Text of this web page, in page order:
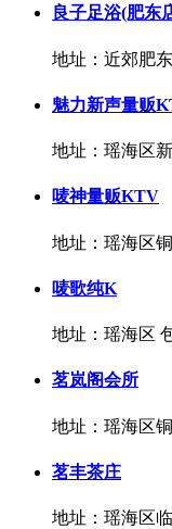
良子足浴(肥东
地址：近郊肥
魅力新声量贩
地址：瑶海区
唛神量贩KTV
地址：瑶海区
唛歌纯K
地址：瑶海区
茗岚阁会所
地址：瑶海区
茗丰茶庄
地址：瑶海区